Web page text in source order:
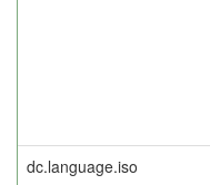
dc.language.iso